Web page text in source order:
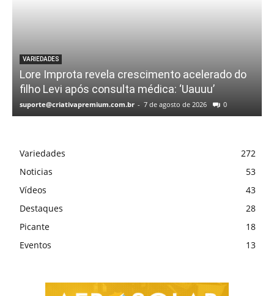
VARIEDADES
Lore Improta revela crescimento acelerado do
filho Levi após consulta médica: ‘Uauuu’
suporte@criativapremium.com.br - 7 de agosto de 2026 0
Variedades
272
Noticias
53
Vídeos
43
Destaques
28
Picante
18
Eventos
13